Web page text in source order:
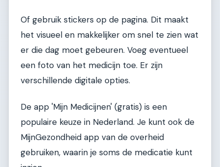
Of gebruik stickers op de pagina. Dit maakt
het visueel en makkelijker om snel te zien wat
er die dag moet gebeuren. Voeg eventueel
een foto van het medicijn toe. Er zijn
verschillende digitale opties.
De app 'Mijn Medicijnen' (gratis) is een
populaire keuze in Nederland. Je kunt ook de
MijnGezondheid app van de overheid
gebruiken, waarin je soms de medicatie kunt